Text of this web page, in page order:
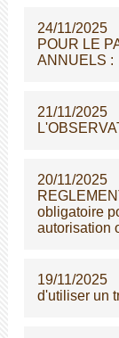
24/11/2025
POUR LE
ANNUELS :
21/11/2025
20/11/2025
obligatoire
autorisation
19/11/2025
d'utiliser un